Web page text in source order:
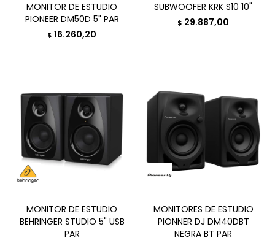
MONITOR DE ESTUDIO
PIONEER DM50D 5" PAR
$ 16.260,20
SUBWOOFER KRK S10 10"
$ 29.887,00
MONITOR DE ESTUDIO
BEHRINGER STUDIO 5" USB
PAR
MONITORES DE ESTUDIO
PIONNER DJ DM40DBT
NEGRA BT PAR